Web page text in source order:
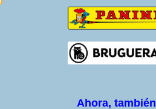
Ahora, también